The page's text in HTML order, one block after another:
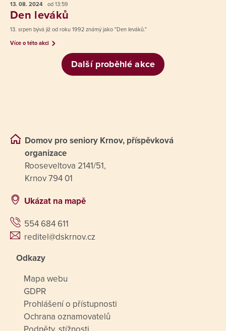
13. 08. 2024 od 13:59
Den leváků
13. srpen bývá již od roku 1992 známý jako "Den leváků."
Více o této akci
Další proběhlé akce
Domov pro seniory Krnov, příspěvková
organizace
Rooseveltova 2141/51,
Krnov 794 01
Ukázat na mapě
554 684 611
reditel@dskrnov.cz
Odkazy
Mapa webu
GDPR
Prohlášení o přístupnosti
Ochrana oznamovatelů